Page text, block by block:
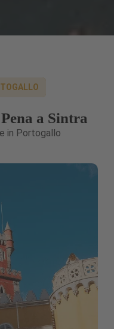
a Sintra
in Portogallo